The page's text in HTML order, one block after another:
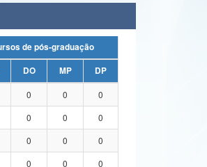
de pós-graduação
DO MP
DP
0 0
0
0 0
0
0 0
0
0 0
0